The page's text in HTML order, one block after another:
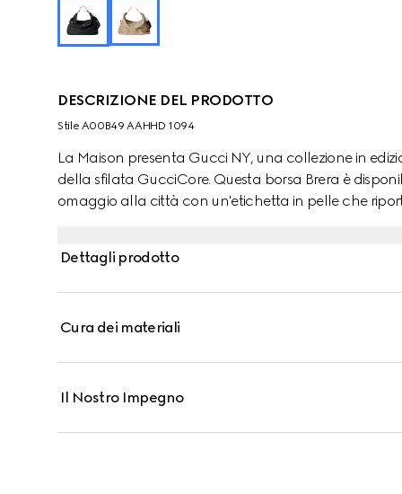
DESCRIZIONE DEL PRODOTTO
Stile ‎A00B49 AAHHD 1094
La Maison presenta Gucci NY, una collezione in
della sfilata GucciCore. Questa borsa Brera è
omaggio alla città con un'etichetta in pelle che
Dettagli prodotto
Cura dei materiali
Il Nostro Impegno